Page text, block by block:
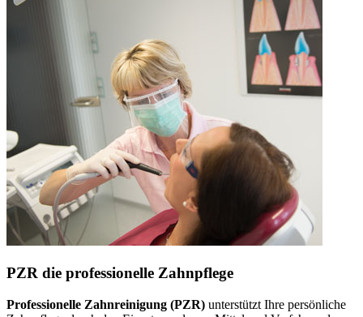
PZR die professionelle Zahnpflege
Professionelle Zahnreinigung (PZR) unterstützt Ihre persönliche